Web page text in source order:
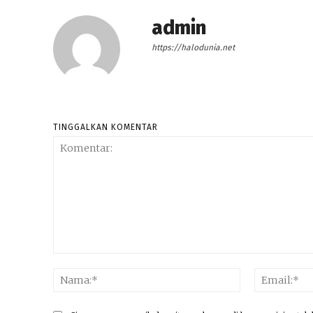
admin
https://halodunia.net
TINGGALKAN KOMENTAR
Nama:*